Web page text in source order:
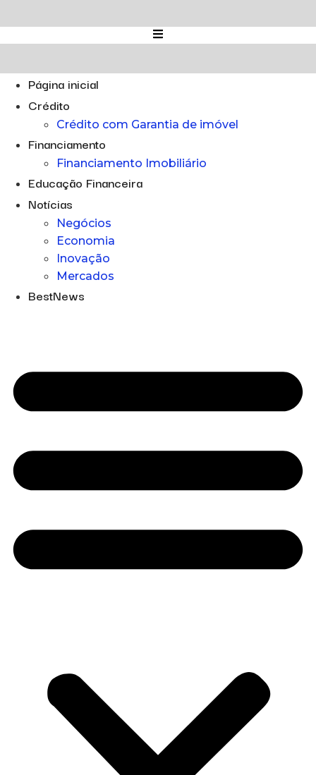
para
o
Página inicial
Crédito
Crédito com Garantia de imóvel
Financiamento
Financiamento Imobiliário
Educação Financeira
Notícias
Negócios
Economia
Inovação
Mercados
BestNews